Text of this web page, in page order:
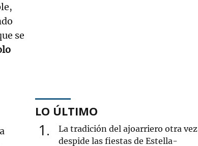
se
LO ÚLTIMO
1
La tradición del ajoarriero otra vez
despide las fiestas de Estella-